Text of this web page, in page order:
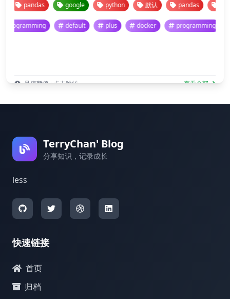
pandas google python 默认 pandas google
programming default plus docker programming
悬停暂停 · 点击跳转 查看全部
TerryChan' Blog
分享知识，记录成长
less
快速链接
首页
归档